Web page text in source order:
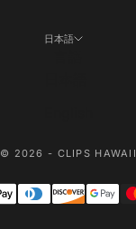
日本語
© 2026 - CLIPS HAWAII